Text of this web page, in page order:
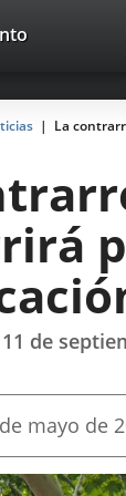
La
de
mayo de